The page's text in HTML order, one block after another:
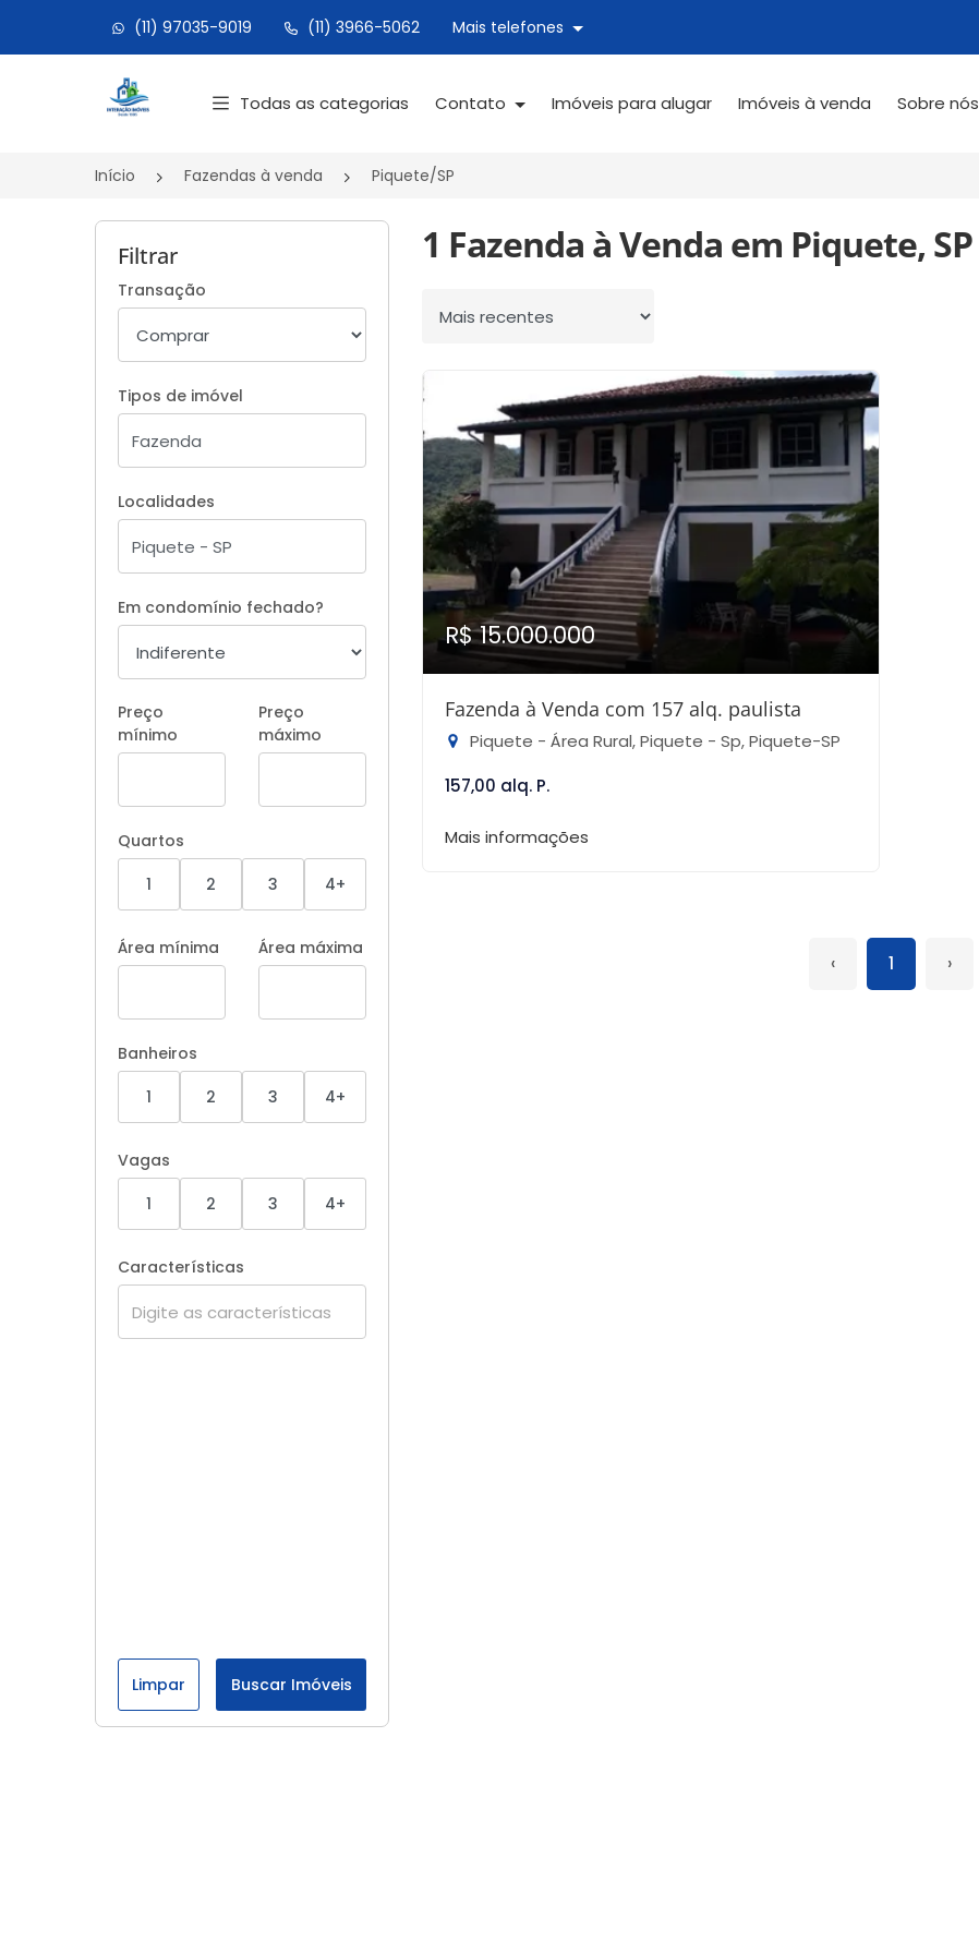
(11) 97035-9019 (11) 3966-5062 Mais telefones
Página inicial
Todas as categorias Contato Imóveis para alugar Imóveis à venda Sobre nós
Início Fazendas à venda Piquete/SP
Filtrar
Transação
Tipos de imóvel
Localidades
Em condomínio fechado?
Preço
mínimo
Preço
máximo
Quartos
1
2 3 4+
Área mínima Área máxima
Banheiros
1
2 3 4+
Vagas
1
2 3 4+
Características
Limpar Buscar Imóveis
1 Fazenda à Venda em Piquete, SP
Ordenar por
R$ 15.000.000
Fazenda à Venda com 157 alq. paulista
Piquete - Área Rural, Piquete - Sp, Piquete-SP
157,00 alq. P.
Mais informações
‹ 1 ›